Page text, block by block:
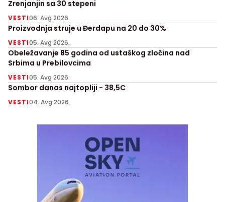
Zrenjanjin sa 30 stepeni
VESTI06. Avg 2026.
Proizvodnja struje u Đerdapu na 20 do 30%
VESTI05. Avg 2026.
Obeležavanje 85 godina od ustaškog zločina nad
Srbima u Prebilovcima
VESTI05. Avg 2026.
Sombor danas najtopliji - 38,5C
VESTI04. Avg 2026.